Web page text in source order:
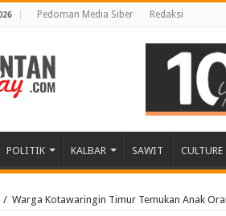
Pedoman Media Siber Redaksi
POLITIK KALBAR SAWIT CULTURE
/ Warga Kotawaringin Timur Temukan Anak